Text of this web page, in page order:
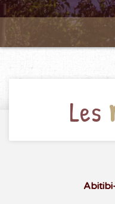
Les